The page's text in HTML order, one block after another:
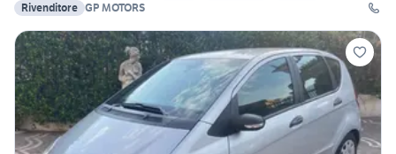
Rivenditore GP MOTORS